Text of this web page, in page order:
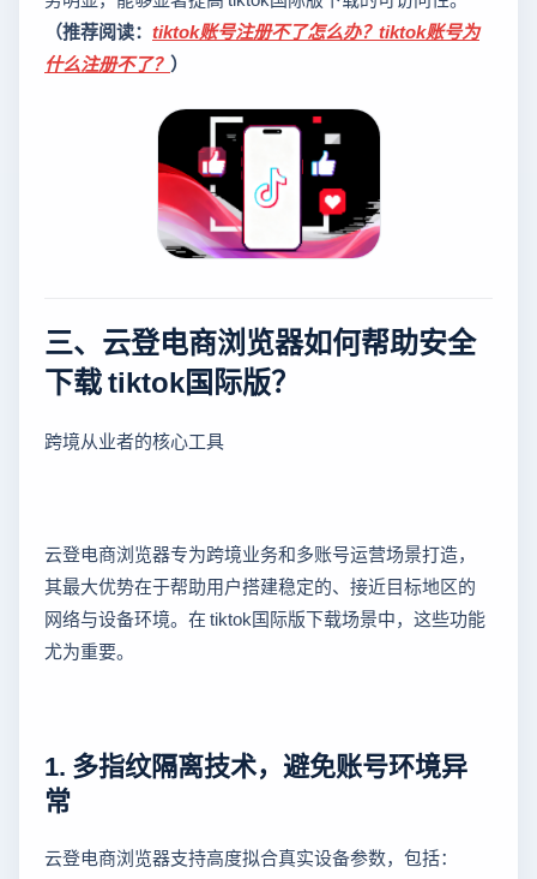
（推荐阅读： tiktok账号注册不了怎么办？tiktok账号为
什么注册不了？ ）
三、云登电商浏览器如何帮助安全
下载 tiktok国际版？
跨境从业者的核心工具
云登电商浏览器专为跨境业务和多账号运营场景打造，
其最大优势在于帮助用户搭建稳定的、接近目标地区的
网络与设备环境。在 tiktok国际版下载场景中，这些功能
尤为重要。
1. 多指纹隔离技术，避免账号环境异
常
云登电商浏览器支持高度拟合真实设备参数，包括：